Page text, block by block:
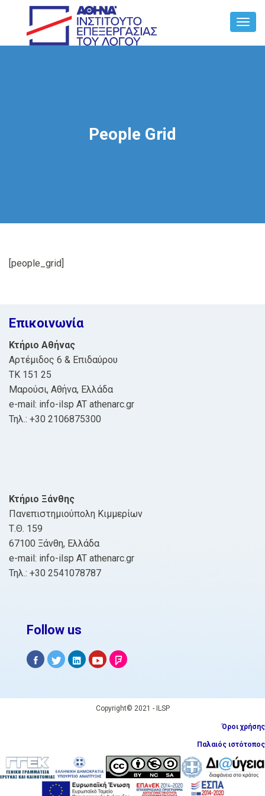
People Grid
[people_grid]
Επικοινωνία
Κτήριο Αθήνας
Αρτέμιδος 6 & Επιδαύρου
ΤΚ 151 25
Μαρούσι, Αθήνα, Ελλάδα
e-mail: info-ilsp AT athenarc.gr
Τηλ.: +30 2106875300
Κτήριο Ξάνθης
Πανεπιστημιούπολη Κιμμερίων
Τ.Θ. 159
67100 Ξάνθη, Ελλάδα
e-mail: info-ilsp AT athenarc.gr
Τηλ.: +30 2541078787
Follow us
Copyright© 2021 - ILSP
Όροι χρήσης
Παλαιός ιστότοπος